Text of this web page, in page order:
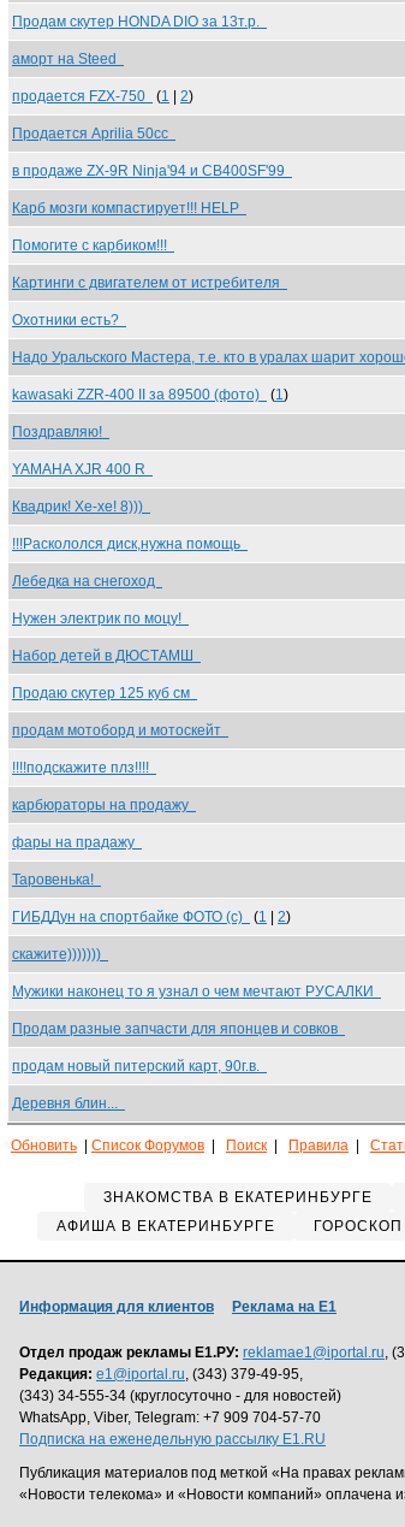
Продам скутер HONDA DIO за 13т.р.
аморт на Steed
продается FZX-750 (1 2)
Продается Aprilia 50cc
в продаже ZX-9R Ninja'94 и CB400SF'99
Карб мозги компастирует!!! HELP
Помогите с карбиком!!!
Картинги с двигателем от истребителя
Охотники есть?
Надо Уральского Мастера, т.е. кто в уралах шарит
kawasaki ZZR-400 II за 89500 (фото) (1)
Поздравляю!
YAMAHA XJR 400 R
Квадрик! Хе-хе! 8)))
!!!Раскололся диск,нужна помощь
Лебедка на снегоход
Нужен электрик по моцу!
Набор детей в ДЮСТАМШ
Продаю скутер 125 куб см
продам мотоборд и мотоскейт
!!!!подскажите плз!!!!
карбюраторы на продажу
фары на прадажу
Таровенька!
ГИБДДун на спортбайке ФОТО (c) (1 2)
скажите)))))))
Мужики наконец то я узнал о чем мечтают РУСАЛКИ
Продам разные запчасти для японцев и совков
продам новый питерский карт, 90г.в.
Деревня блин...
Обновить Список Форумов Поиск Правила
ЗНАКОМСТВА В ЕКАТЕРИНБУРГЕ
АФИША В ЕКАТЕРИНБУРГЕ
ГОРОСКОП
Информация для клиентов Реклама на Е1
Отдел продаж рекламы Е1.РУ: reklamae1@iportal.ru,
Редакция: e1@iportal.ru, (343) 379-49-95,
(343) 34-555-34 (круглосуточно - для новостей)
WhatsApp, Viber, Telegram: +7 909 704-57-70
Подписка на еженедельную рассылку E1.RU
Публикация материалов под меткой «На правах
«Новости телекома» и «Новости компаний» оплачена